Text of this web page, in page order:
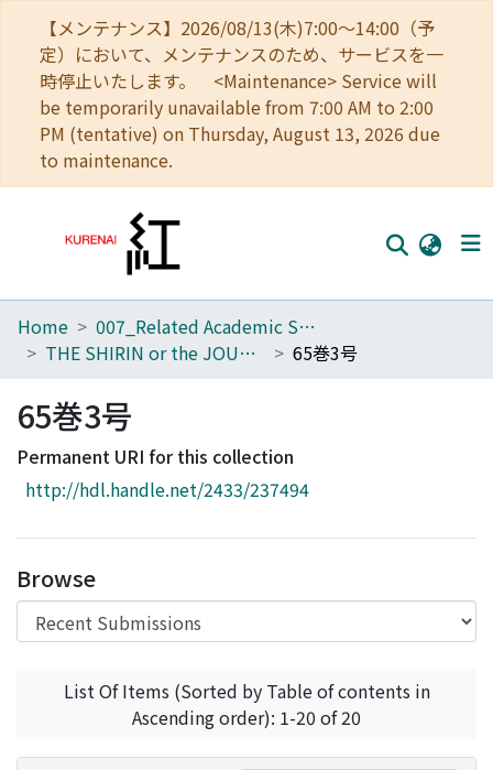
【メンテナンス】2026/08/13(木)7:00～14:00（予
定）において、メンテナンスのため、サービスを一
時停止いたします。 <Maintenance> Service will
be temporarily unavailable from 7:00 AM to 2:00
PM (tentative) on Thursday, August 13, 2026 due
to maintenance.
Home
Browse
Download Ranking
Access Statistics
Home
007_Related Academic Societies
THE SHIRIN or the JOURNAL OF HISTORY
65巻3号
65巻3号
Permanent URI for this collection
http://hdl.handle.net/2433/237494
Browse
List Of Items (Sorted by Table of contents in
Ascending order): 1-20 of 20